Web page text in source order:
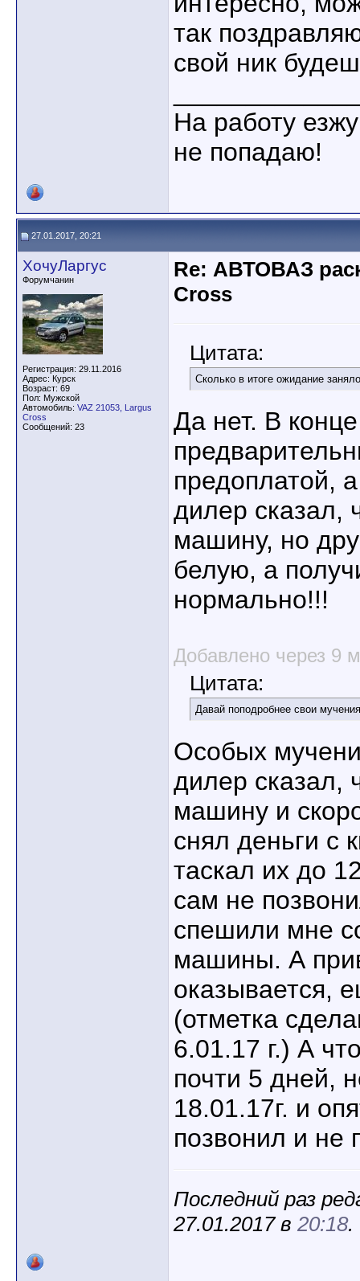
так
свой ник
На работу
не попадаю!
27.01.2017, 20:21
ХочуЛаргус
Форумчанин
Регистрация: 29.11.2016
Адрес: Курск
Возраст: 69
Пол: Мужской
Автомобиль: VAZ 21053, Largus
Cross
Сообщений: 23
Re: АВТОВАЗ
Cross
Цитата:
Сколько в итоге ожидание
Да нет. В
предоплатой,
дилер сказал,
машину, но
белую, а
нормально!!!
Добавлено через 9
Цитата:
Давай поподробнее свои
Особых
дилер сказал,
машину и
снял деньги с
таскал их до
сам не
спешили мне
машины. А
оказывается,
(отметка
6.01.17 г.) А
почти 5 дней,
18.01.17г. и
позвонил и не
Последний раз
27.01.2017 в 20:18.